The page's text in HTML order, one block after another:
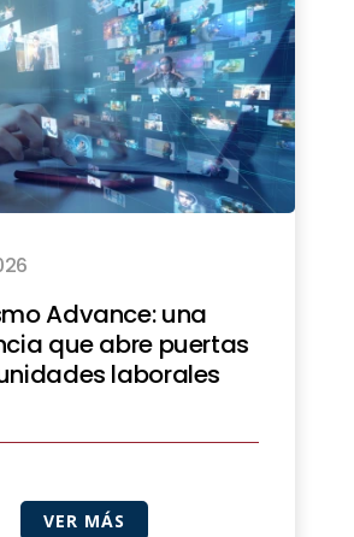
Advance: una
que abre puertas
laborales
VER MÁS